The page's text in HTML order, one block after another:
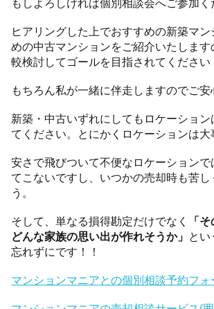
もしよろしければ個別相談会へご参加く
ヒアリングした上でおすすめの新築マ
めの中古マンションをご紹介いたします
較検討してゴールを目指されてください
もちろん私が一緒に伴走しますのでご安
新築・中古いずれにしてもロケーショ
てください。とにかくロケーションは大
安さで飛びついて不便なロケーションで
てこないですし、いつかの売却時も苦し
う。
そして、単なる損得勘定だけでなく
「
どんな家族の思い出が作れそうか」 とい
忘れずにです！！
マンションマニアとの個別相談予約フォ